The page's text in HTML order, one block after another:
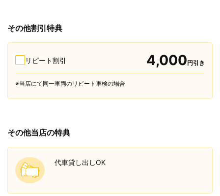
その他割引特典
リピート割引 4,000円引き
※当店にて同一車両のリピート車検の場合
その他当店の特典
代車貸し出しOK